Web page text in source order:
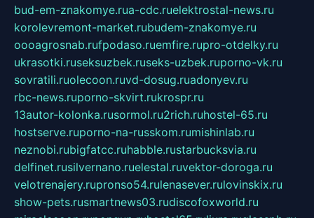
bud-em-znakomye.rua-cdc.ruelektrostal-news.ru
korolevremont-market.rubudem-znakomye.ru
oooagrosnab.rufpodaso.ruemfire.rupro-otdelky.ru
ukrasotki.ruseksuzbek.ruseks-uzbek.ruporno-vk.ru
sovratili.ruolecoon.ruvd-dosug.ruadonyev.ru
rbc-news.ruporno-skvirt.rukrospr.ru
13autor-kolonka.rusormol.ru2rich.ruhostel-65.ru
hostserve.ruporno-na-russkom.rumishinlab.ru
neznobi.rubigfatcc.ruhabble.rustarbucksvia.ru
delfinet.rusilvernano.ruelestal.ruvektor-doroga.ru
velotrenajery.rupronso54.rulenasever.rulovinskix.ru
show-pets.rusmartnews03.rudiscofoxworld.ru